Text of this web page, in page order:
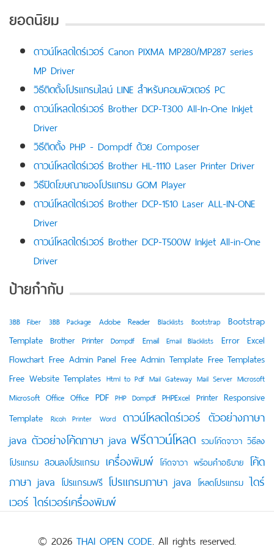
ยอดนิยม
ดาวน์โหลดไดร์เวอร์ Canon PIXMA MP280/MP287 series
MP Driver
วิธีติดตั้งโปรแกรมไลน์ LINE สำหรับคอมพิวเตอร์ PC
ดาวน์โหลดไดร์เวอร์ Brother DCP-T300 All-In-One Inkjet
Driver
วิธีติดตั้ง PHP - Dompdf ด้วย Composer
ดาวน์โหลดไดร์เวอร์ Brother HL-1110 Laser Printer Driver
วิธีปิดโฆษณาของโปรแกรม GOM Player
ดาวน์โหลดไดร์เวอร์ Brother DCP-1510 Laser ALL-IN-ONE
Driver
ดาวน์โหลดไดร์เวอร์ Brother DCP-T500W Inkjet All-in-One
Driver
ป้ายกำกับ
3BB Fiber 3BB Package Adobe Reader Blacklists Bootstrap Bootstrap
Template Brother Printer Dompdf Email Email Blacklists Error Excel
Flowchart Free Admin Panel Free Admin Template Free Templates
Free Website Templates Html to Pdf Mail Gateway Mail Server Microsoft
Microsoft Office Office PDF PHP Dompdf PHPExcel Printer Responsive
Template Ricoh Printer Word ดาวน์โหลดไดร์เวอร์ ตัวอย่างภาษา
java ตัวอย่างโค้ดภาษา java ฟรีดาวน์โหลด รวมโค้ดจาวา วิธีลง
โปรแกรม สอนลงโปรแกรม เครื่องพิมพ์ โค้ดจาวา พร้อมคำอธิบาย โค้ด
ภาษา java โปรแกรมฟรี โปรแกรมภาษา java โหลดโปรแกรม ไดร์
เวอร์ ไดร์เวอร์เครื่องพิมพ์
© 2026 THAI OPEN CODE. All rights reserved.